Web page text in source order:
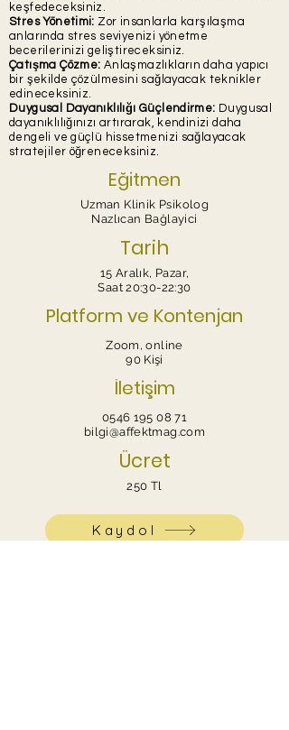
keşfedeceksiniz.
Stres Yönetimi: Zor insanlarla karşılaşma
anlarında stres seviyenizi yönetme
becerilerinizi geliştireceksiniz.
Çatışma Çözme: Anlaşmazlıkların daha yapıcı
bir şekilde çözülmesini sağlayacak teknikler
edineceksiniz.
Duygusal Dayanıklılığı Güçlendirme: Duygusal
dayanıklılığınızı artırarak, kendinizi daha
dengeli ve güçlü hissetmenizi sağlayacak
stratejiler öğreneceksiniz.
Eğitmen
Uzman Klinik Psikolog
Nazlıcan Bağlayici
Tarih
15 Aralık, Pazar,
Saat 20:30-22:30
Platform ve Kontenjan
Zoom, online
90 Kişi
İletişim
0546 195 08 71
bilgi@affektmag.com
Ücret
250 Tl
Kaydol